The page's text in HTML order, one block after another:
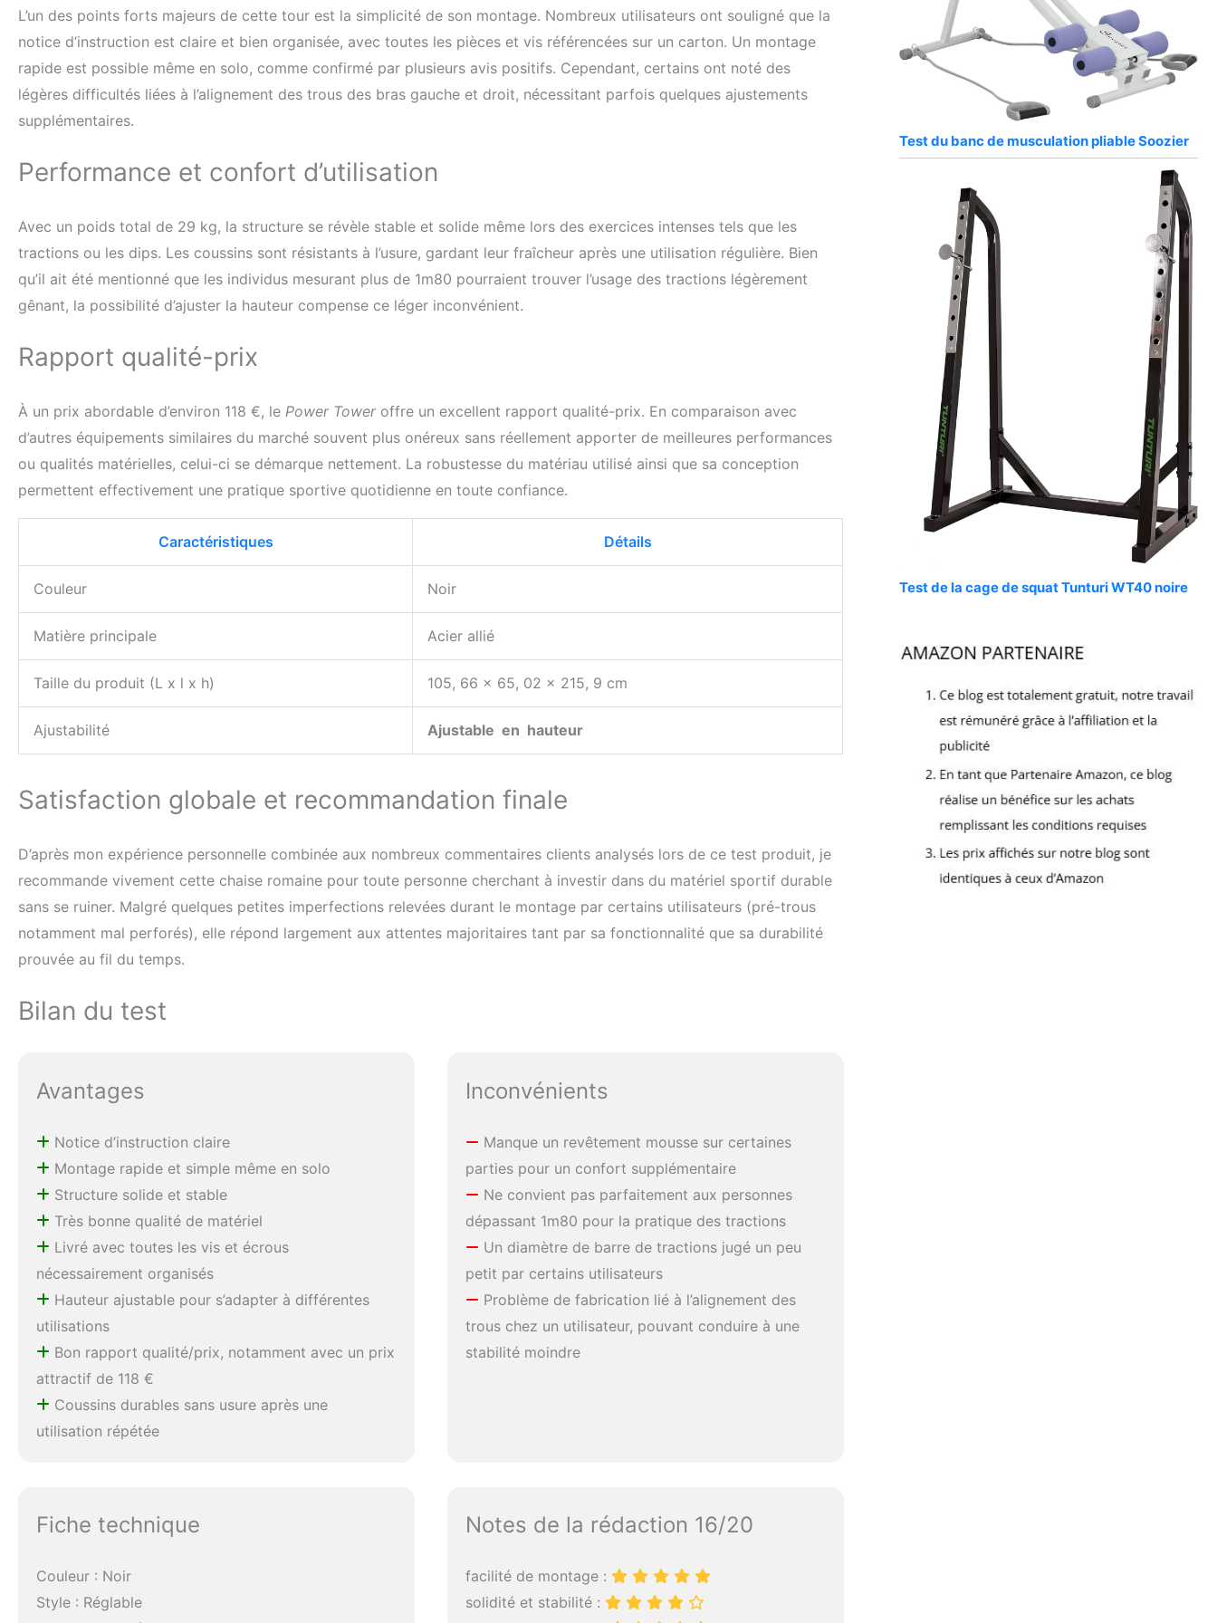
L’un des points forts majeurs de cette tour est la simplicité de son montage. Nombreux utilisateurs ont souligné que la
notice d’instruction est claire et bien organisée, avec toutes les pièces et vis référencées sur un carton. Un montage
rapide est possible même en solo, comme confirmé par plusieurs avis positifs. Cependant, certains ont noté des
légères difficultés liées à l’alignement des trous des bras gauche et droit, nécessitant parfois quelques ajustements
supplémentaires.
Performance et confort d’utilisation
Avec un poids total de 29 kg, la structure se révèle stable et solide même lors des exercices intenses tels que les
tractions ou les dips. Les coussins sont résistants à l’usure, gardant leur fraîcheur après une utilisation régulière. Bien
qu’il ait été mentionné que les individus mesurant plus de 1m80 pourraient trouver l’usage des tractions légèrement
gênant, la possibilité d’ajuster la hauteur compense ce léger inconvénient.
Rapport qualité-prix
À un prix abordable d’environ 118 €, le Power Toweroffre un excellent rapport qualité-prix. En comparaison avec
d’autres équipements similaires du marché souvent plus onéreux sans réellement apporter de meilleures performances
ou qualités matérielles, celui-ci se démarque nettement. La robustesse du matériau utilisé ainsi que sa conception
permettent effectivement une pratique sportive quotidienne en toute confiance.
Caractéristiques Détails
Couleur Noir
Matière principale Acier allié
Taille du produit (L x l x h) 105, 66 x 65, 02 x 215, 9 cm
Ajustabilité Ajustable en hauteur
Satisfaction globale et recommandation finale
D’après mon expérience personnelle combinée aux nombreux commentaires clients analysés lors de ce test produit, je
recommande vivement cette chaise romaine pour toute personne cherchant à investir dans du matériel sportif durable
sans se ruiner. Malgré quelques petites imperfections relevées durant le montage par certains utilisateurs (pré-trous
notamment mal perforés), elle répond largement aux attentes majoritaires tant par sa fonctionnalité que sa durabilité
prouvée au fil du temps.
Bilan du test
Avantages
Notice d’instruction claire
Montage rapide et simple même en solo
Structure solide et stable
Très bonne qualité de matériel
Livré avec toutes les vis et écrous
nécessairement organisés
Hauteur ajustable pour s’adapter à différentes
utilisations
Bon rapport qualité/prix, notamment avec un prix
attractif de 118 €
Coussins durables sans usure après une
utilisation répétée
Inconvénients
Manque un revêtement mousse sur certaines
parties pour un confort supplémentaire
Ne convient pas parfaitement aux personnes
dépassant 1m80 pour la pratique des tractions
Un diamètre de barre de tractions jugé un peu
petit par certains utilisateurs
Problème de fabrication lié à l’alignement des
trous chez un utilisateur, pouvant conduire à une
stabilité moindre
Fiche technique
Couleur : Noir
Style : Réglable
Notes de la rédaction 16/20
facilité de montage :
solidité et stabilité :
Test du banc de musculation pliable Soozier
Test de la cage de squat Tunturi WT40 noire